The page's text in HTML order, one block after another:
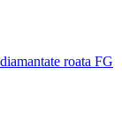
roata FG